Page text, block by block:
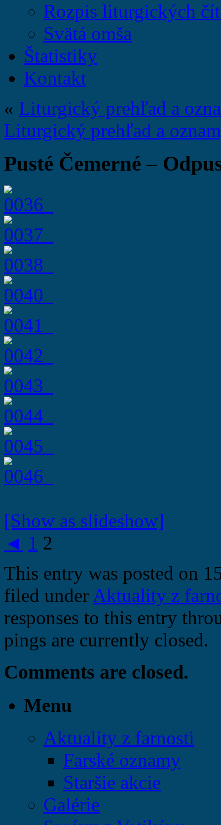
Rozpis liturgických
Svätá omša
Štatistiky
Kontakt
« Liturgický prehľad a
Liturgický prehľad a
Pusté Čemerné –
[Show as slideshow]
◄ 1 2
This entry was posted on
filed under Aktuality z
responses to this entry
pings are currently closed.
Comments are closed.
Menu
Aktuality z farnosti
Farské oznamy
Staršie akcie
Galérie